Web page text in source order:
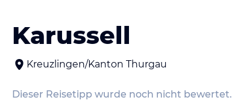
Karussell
Kreuzlingen/Kanton Thurgau
Dieser Reisetipp wurde noch nicht bewertet.